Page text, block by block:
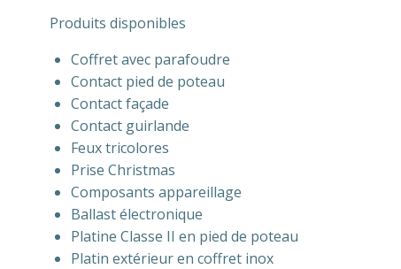
Produits disponibles
Coffret avec parafoudre
Contact pied de poteau
Contact façade
Contact guirlande
Feux tricolores
Prise Christmas
Composants appareillage
Ballast électronique
Platine Classe II en pied de poteau
Platin extérieur en coffret inox